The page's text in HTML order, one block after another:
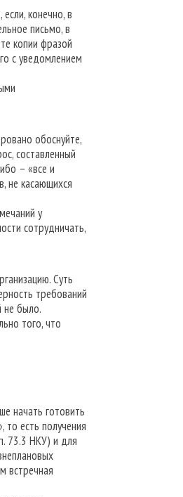
конечно, в
письмо, в
копии фразой
с уведомлением
обоснуйте,
составленный
– «все и
не касающихся
у
сотрудничать,
Суть
требований
не было.
того, что
начать готовить
есть получения
73.3 НКУ) и для
встречная